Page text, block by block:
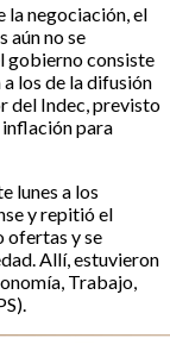
la negociación, el
aún no se
gobierno consiste
los de la difusión
del Indec, previsto
inflación para
lunes a los
y repitió el
ofertas y se
Allí, estuvieron
Trabajo,